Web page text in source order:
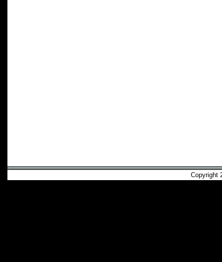
Copyright